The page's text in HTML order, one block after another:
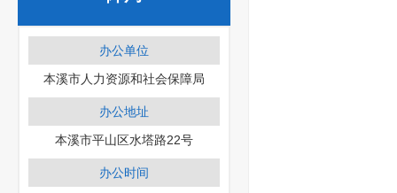
办公单位
本溪市人力资源和社会保障局
办公地址
本溪市平山区水塔路22号
办公时间